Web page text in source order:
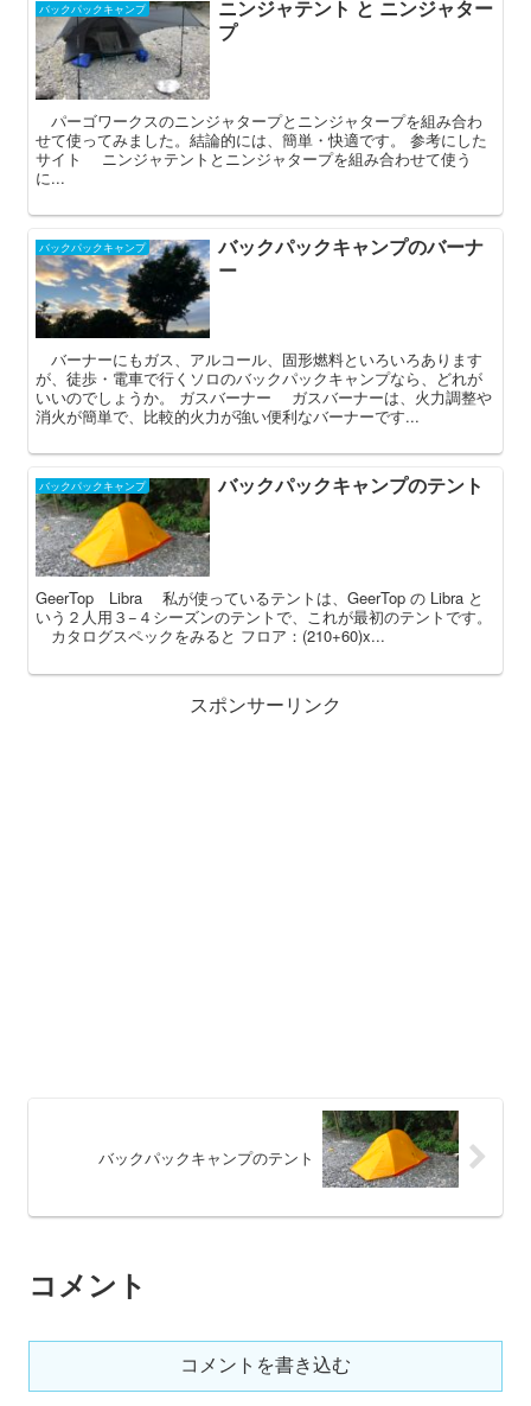
バックパックキャンプ
ニンジャテント と ニンジャター
プ
パーゴワークスのニンジャタープとニンジャタープを組み合わ
せて使ってみました。結論的には、簡単・快適です。 参考にした
サイト ニンジャテントとニンジャタープを組み合わせて使う
に...
バックパックキャンプ
バックパックキャンプのバーナ
ー
バーナーにもガス、アルコール、固形燃料といろいろあります
が、徒歩・電車で行くソロのバックパックキャンプなら、どれが
いいのでしょうか。 ガスバーナー ガスバーナーは、火力調整や
消火が簡単で、比較的火力が強い便利なバーナーです...
バックパックキャンプ バックパックキャンプのテント
GeerTop Libra 私が使っているテントは、GeerTop の Libra と
いう２人用３−４シーズンのテントで、これが最初のテントです。
カタログスペックをみると フロア：(210+60)x...
スポンサーリンク
バックパックキャンプのテント
コメント
コメントを書き込む